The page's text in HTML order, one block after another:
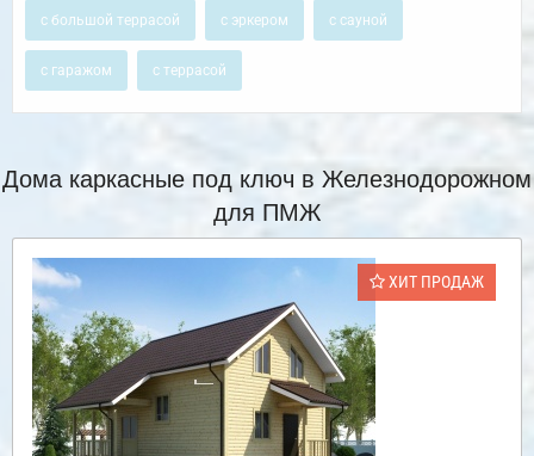
с большой террасой с эркером с сауной
с гаражом с террасой
Дома каркасные под ключ в Железнодорожном
для ПМЖ
ХИТ ПРОДАЖ